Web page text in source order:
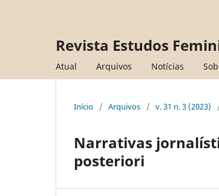
Revista Estudos
Atual Arquivos Notícias
Início / Arquivos / v. 31 n. 3 (2023)
Narrativas
posteriori